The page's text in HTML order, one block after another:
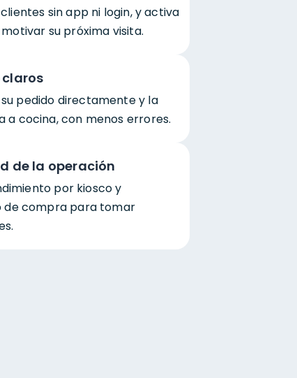
sin app ni login, y activa
su próxima visita.
claros
pedido directamente y la
a cocina, con menos errores.
de la operación
por kiosco y
compra para tomar